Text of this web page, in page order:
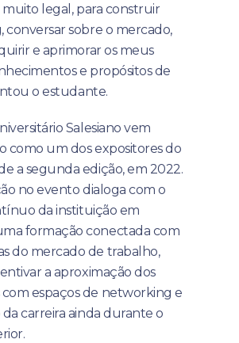
legal, para construir
conversar sobre o mercado,
e aprimorar os meus
e propósitos de
o estudante.
Salesiano vem
como um dos expositores do
a segunda edição, em 2022.
no evento dialoga com o
da instituição em
formação conectada com
do mercado de trabalho,
a aproximação dos
espaços de networking e
carreira ainda durante o